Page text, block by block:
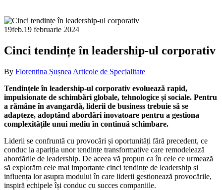
19feb.19 februarie 2024
Cinci tendințe în leadership-ul corporativ
By Florentina Șușnea Articole de Specialitate
Tendințele în leadership-ul corporativ evoluează rapid,
impulsionate de schimbări globale, tehnologice și sociale. Pentru
a rămâne în avangardă, liderii de business trebuie să se
adapteze, adoptând abordări inovatoare pentru a gestiona
complexitățile unui mediu în continuă schimbare.
Liderii se confruntă cu provocări și oportunități fără precedent, ce
conduc la apariția unor tendințe transformative care remodelează
abordările de leadership. De aceea vă propun ca în cele ce urmează
să explorăm cele mai importante cinci tendințe de leadership și
influența lor asupra modului în care liderii gestionează provocările,
inspiră echipele își conduc cu succes companiile.